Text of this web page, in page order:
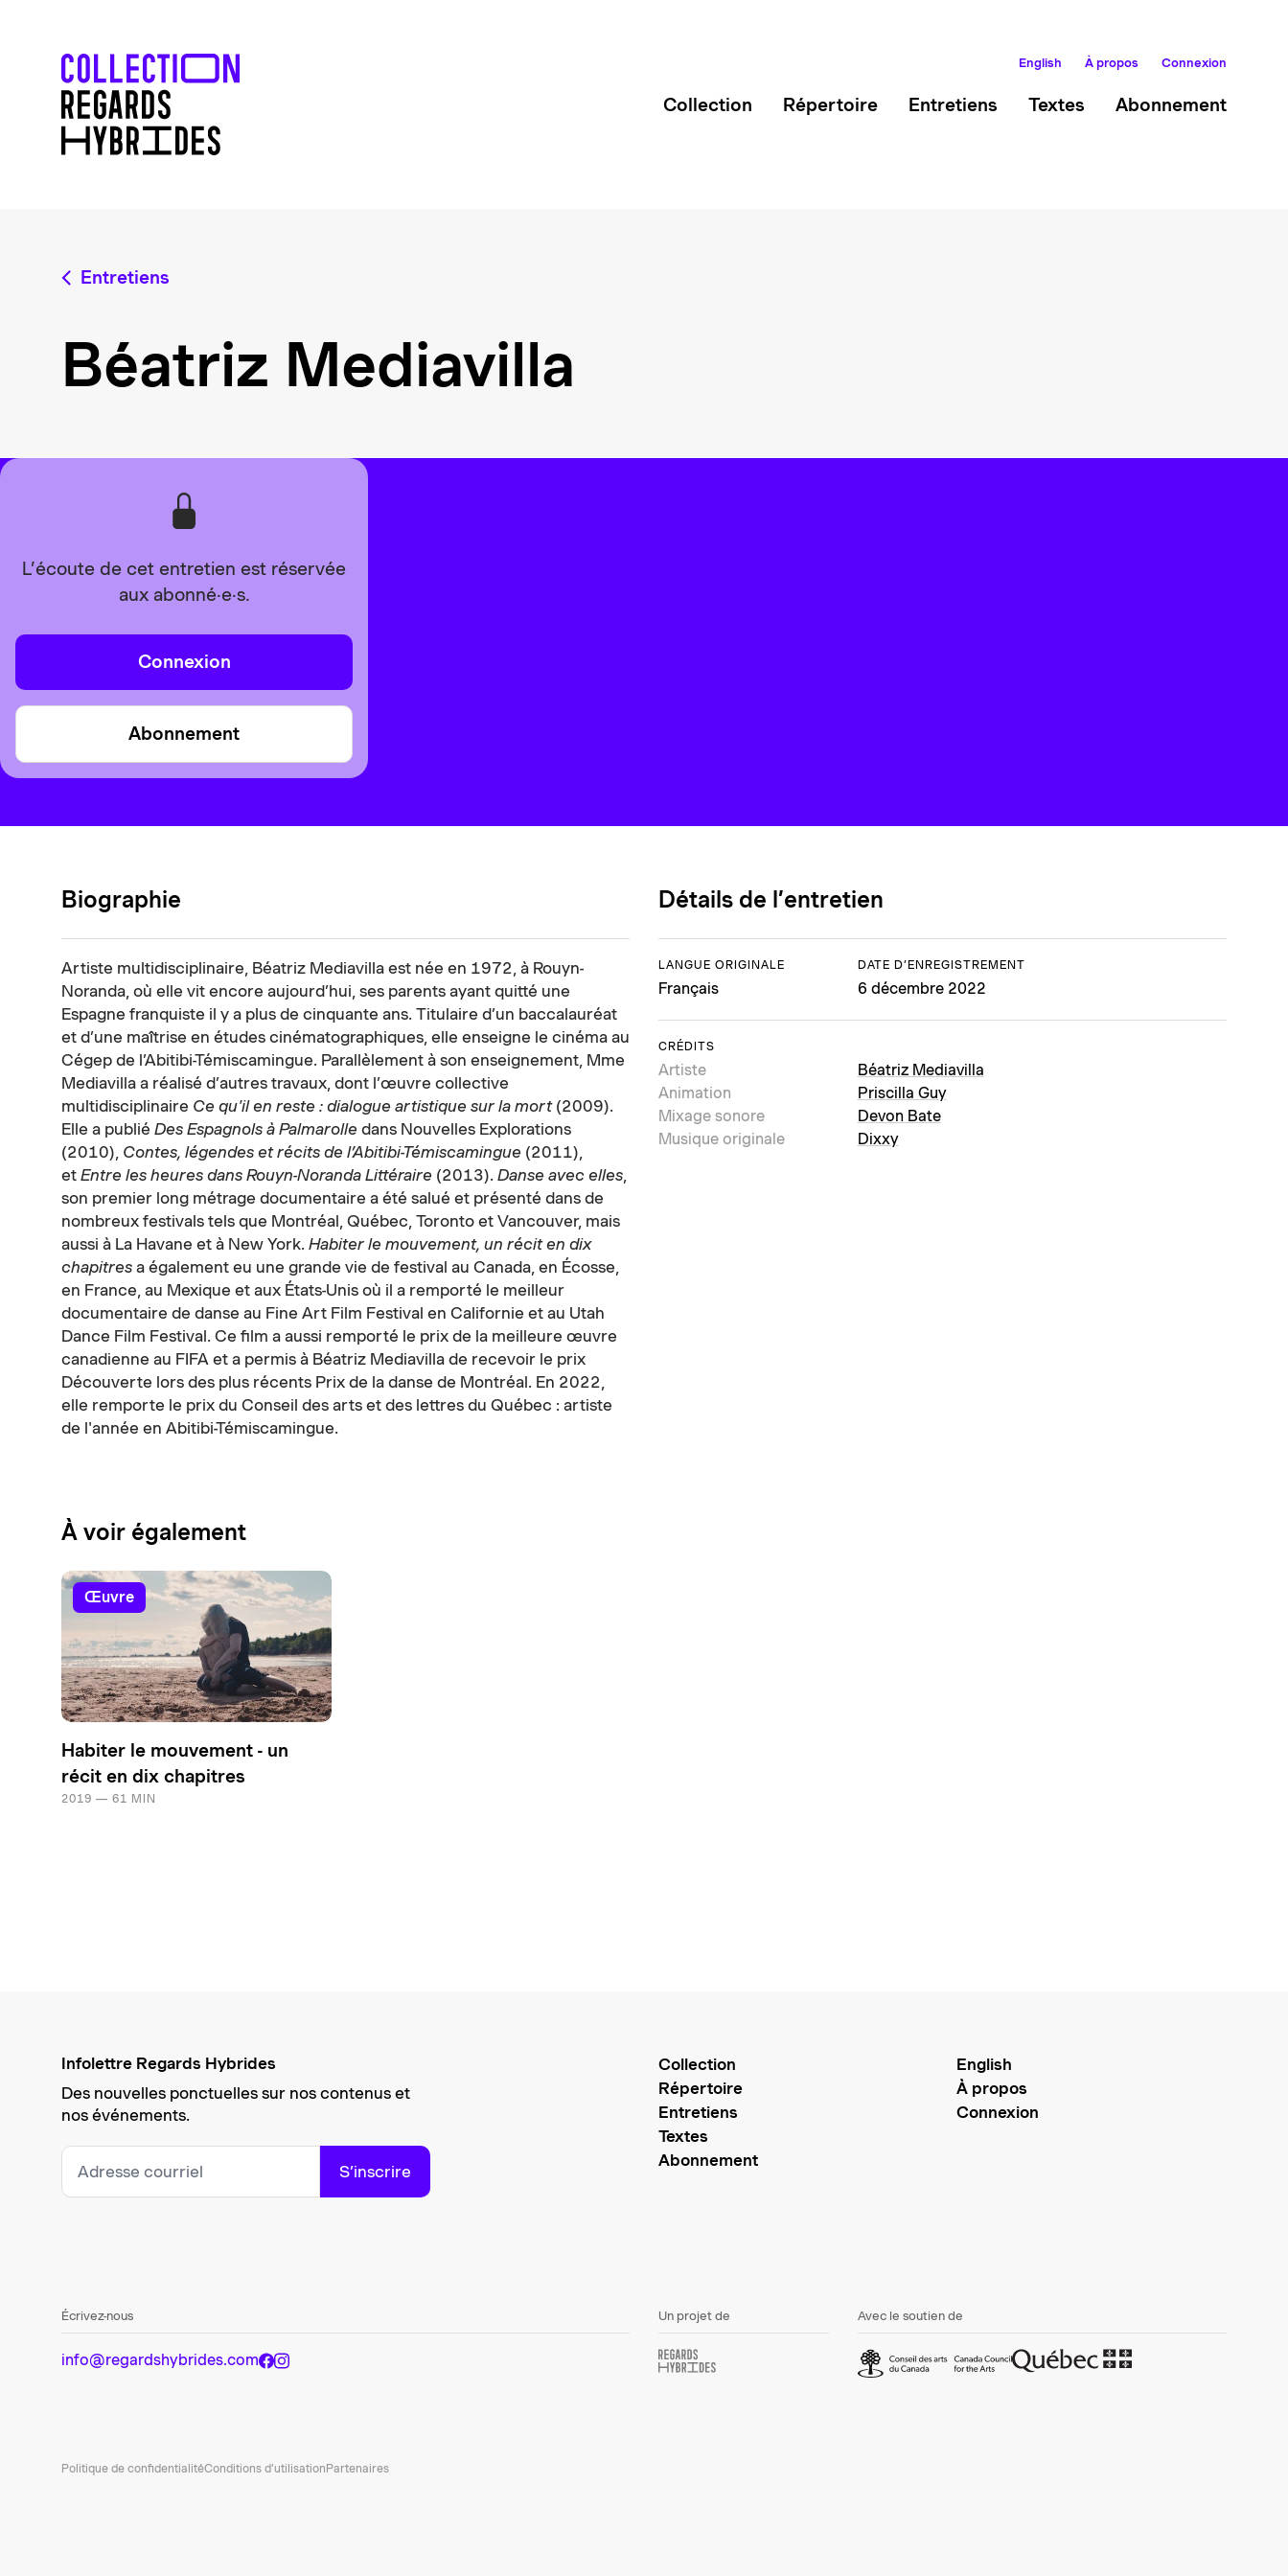
English À propos Connexion
Collection Répertoire Entretiens Textes Abonnement
Entretiens
Béatriz Mediavilla
L’écoute de cet entretien est réservée
aux abonné·e·s.
Connexion
Abonnement
Biographie
Artiste multidisciplinaire, Béatriz Mediavilla est née en 1972, à Rouyn-
Noranda, où elle vit encore aujourd’hui, ses parents ayant quitté une
Espagne franquiste il y a plus de cinquante ans. Titulaire d’un baccalauréat
et d’une maîtrise en études cinématographiques, elle enseigne le cinéma au
Cégep de l’Abitibi-Témiscamingue. Parallèlement à son enseignement, Mme
Mediavilla a réalisé d’autres travaux, dont l’œuvre collective
multidisciplinaire Ce qu'il en reste : dialogue artistique sur la mort(2009).
Elle a publié Des Espagnols à Palmarolle dans Nouvelles Explorations
(2010), Contes, légendes et récits de l’Abitibi-Témiscamingue (2011),
et Entre les heures dans Rouyn-Noranda Littéraire (2013). Danse avec elles,
son premier long métrage documentaire a été salué et présenté dans de
nombreux festivals tels que Montréal, Québec, Toronto et Vancouver, mais
aussi à La Havane et à New York. Habiter le mouvement, un récit en dix
chapitres a également eu une grande vie de festival au Canada, en Écosse,
en France, au Mexique et aux États-Unis où il a remporté le meilleur
documentaire de danse au Fine Art Film Festival en Californie et au Utah
Dance Film Festival. Ce film a aussi remporté le prix de la meilleure œuvre
canadienne au FIFA et a permis à Béatriz Mediavilla de recevoir le prix
Découverte lors des plus récents Prix de la danse de Montréal. En 2022,
elle remporte le prix du Conseil des arts et des lettres du Québec : artiste
de l'année en Abitibi-Témiscamingue.
À voir également
œuvre
Habiter le mouvement - un
récit en dix chapitres
2019 — 61 MIN
Détails de l’entretien
LANGUE ORIGINALE
Français
DATE D’ENREGISTREMENT
6 décembre 2022
CRÉDITS
Artiste
Béatriz Mediavilla
Animation
Priscilla Guy
Mixage sonore
Devon Bate
Musique originale
Dixxy
Infolettre Regards Hybrides
Des nouvelles ponctuelles sur nos contenus et
nos événements.
S’inscrire
Collection
Répertoire
Entretiens
Textes
Abonnement
English
À propos
Connexion
Écrivez-nous
info@regardshybrides.com
Un projet de Avec le soutien de
Politique de confidentialitéConditions d’utilisationPartenaires